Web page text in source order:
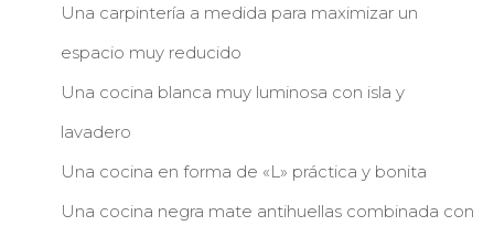
Una carpintería a medida para maximizar un
espacio muy reducido
Una cocina blanca muy luminosa con isla y
lavadero
Una cocina en forma de «L» práctica y bonita
Una cocina negra mate antihuellas combinada con